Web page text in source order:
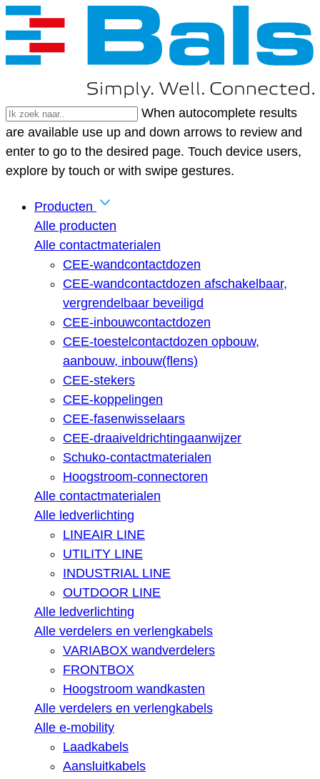
When autocomplete results
are available use up and down arrows to review and
enter to go to the desired page. Touch device users,
explore by touch or with swipe gestures.
Producten
Alle producten
Alle contactmaterialen
CEE-wandcontactdozen
CEE-wandcontactdozen afschakelbaar,
vergrendelbaar beveiligd
CEE-inbouwcontactdozen
CEE-toestelcontactdozen opbouw,
aanbouw, inbouw(flens)
CEE-stekers
CEE-koppelingen
CEE-fasenwisselaars
CEE-draaiveldrichtingaanwijzer
Schuko-contactmaterialen
Hoogstroom-connectoren
Alle contactmaterialen
Alle ledverlichting
LINEAIR LINE
UTILITY LINE
INDUSTRIAL LINE
OUTDOOR LINE
Alle ledverlichting
Alle verdelers en verlengkabels
VARIABOX wandverdelers
FRONTBOX
Hoogstroom wandkasten
Alle verdelers en verlengkabels
Alle e-mobility
Laadkabels
Aansluitkabels